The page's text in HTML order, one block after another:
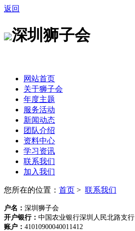
返回
深圳狮子会
网站首页
关于狮子会
年度主题
服务活动
新闻动态
团队介绍
资料中心
学习资讯
联系我们
加入我们
您所在的位置： 首页 > 联系我们
户名： 深圳狮子会
开户银行： 中国农业银行深圳人民北路支行
账户： 41010900040011412